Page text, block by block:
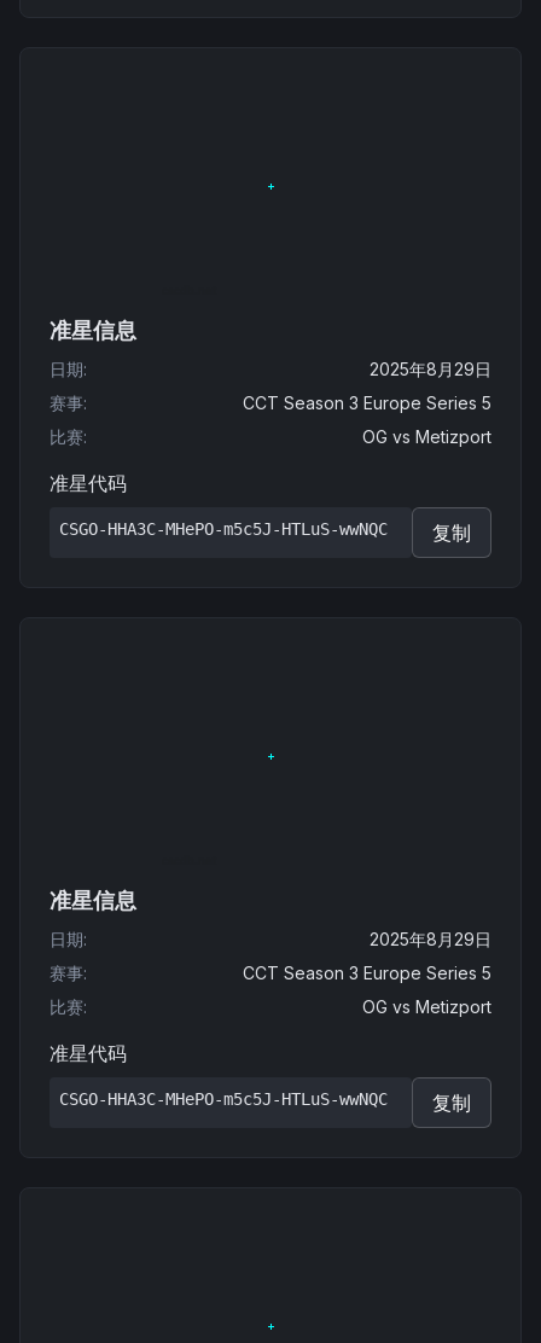
准星信息
日期:
2025年8月29日
赛事:
CCT Season 3 Europe Series 5
比赛: OG vs Metizport
准星代码
CSGO-HHA3C-MHePO-m5c5J-HTLuS-wwNQC 复制
准星信息
日期:
2025年8月29日
赛事:
CCT Season 3 Europe Series 5
比赛: OG vs Metizport
准星代码
CSGO-HHA3C-MHePO-m5c5J-HTLuS-wwNQC 复制